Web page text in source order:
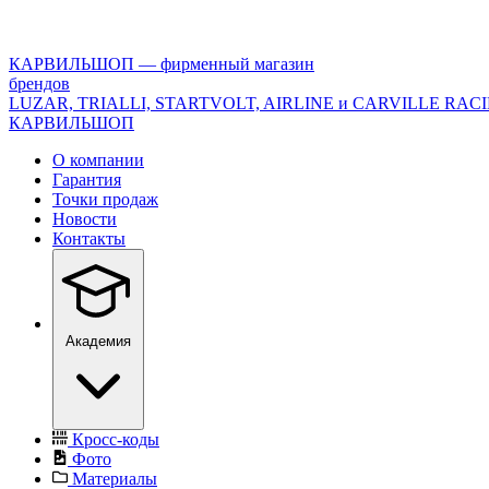
version="1.0"
encoding="utf-
8"?
>
КАРВИЛЬШОП — фирменный магазин
брендов
LUZAR, TRIALLI, STARTVOLT, AIRLINE и CARVILLE
КАРВИЛЬШОП
О компании
Гарантия
Точки продаж
Новости
Контакты
Академия
Кросс-коды
Фото
Материалы